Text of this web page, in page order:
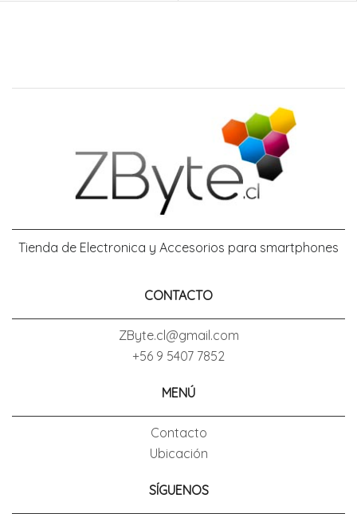
Tienda de Electronica y Accesorios para smartphones
CONTACTO
ZByte.cl@gmail.com
+56 9 5407 7852
MENÚ
Contacto
Ubicación
SÍGUENOS